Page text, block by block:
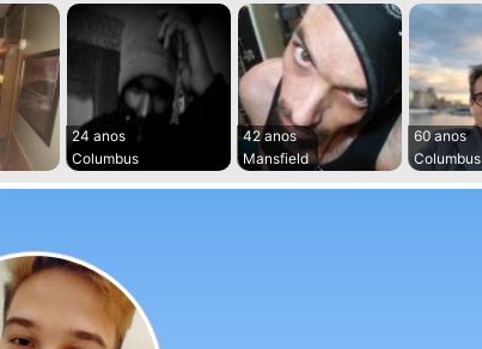
24 anos
Columbus
42 anos
Mansfield
60 anos
Columbus